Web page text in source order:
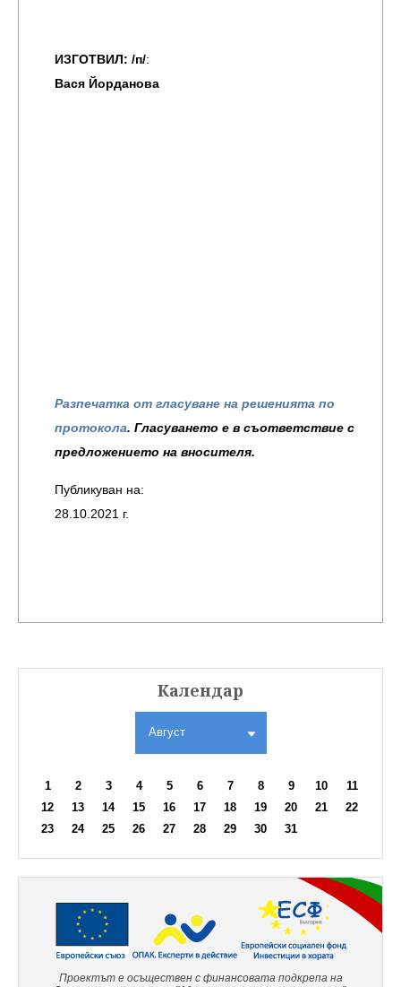
ИЗГОТВИЛ: /п/:
Вася Йорданова
Разпечатка от гласуване на решенията по
протокола. Гласуването е в съответствие с
предложението на вносителя.
Публикуван на:
28.10.2021 г.
Календар
Август
1 2 3 4 5 6 7 8 9 10
11
12
13 14 15 16 17 18 19 20 21
22
23
24 25 26 27 28 29 30 31
Проектът е осъществен с финансовата подкрепа на